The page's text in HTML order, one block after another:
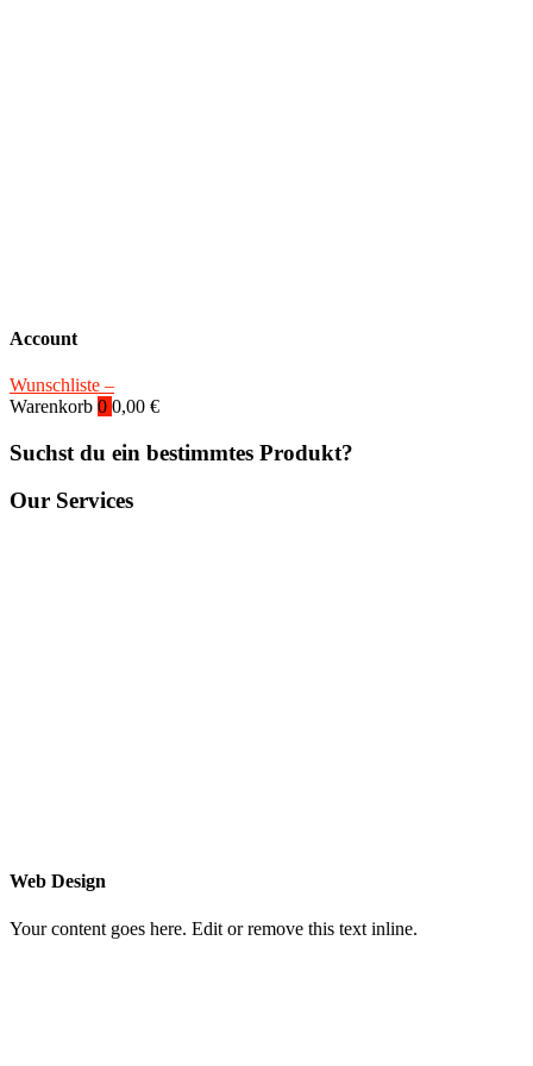
Account
Wunschliste –
Warenkorb 0 0,00 €
Suchst du ein bestimmtes Produkt?
Our Services
Web Design
Your content goes here. Edit or remove this text inline.